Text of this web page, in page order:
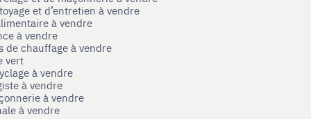
et d’entretien à vendre
à vendre
à vendre
de chauffage à vendre
vert
à vendre
à vendre
à vendre
à vendre